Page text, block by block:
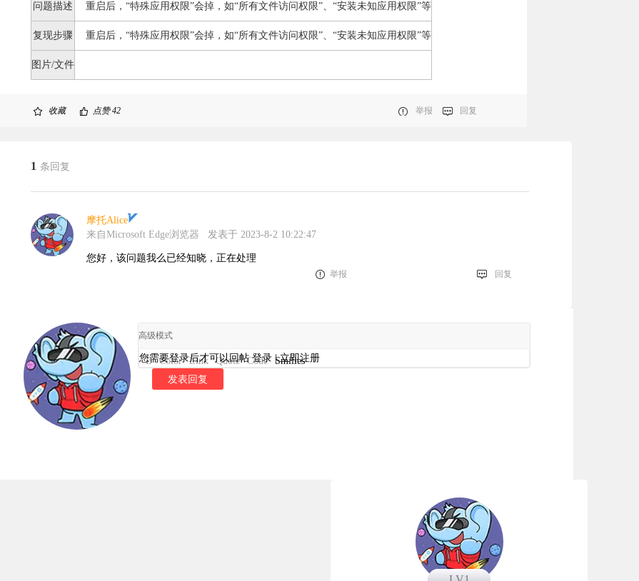
问题描述 重启后，“特殊应用权限”会掉，如“所有文件访问权限”、“安装未知应用权限”等
复现步骤 重启后，“特殊应用权限”会掉，如“所有文件访问权限”、“安装未知应用权限”等
图片/文件
收藏 点赞42 举报 回复
1 条回复
摩托Alice
来自Microsoft Edge浏览器
发表于 2023-8-2 10:22:47
您好，该问题我么已经知晓，正在处理
回复
举报
高级模式
B Color Link Quote Code Smilies
您需要登录后才可以回帖登录 |立即注册
发表回复